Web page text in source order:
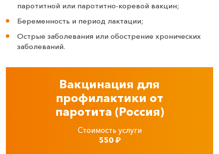
паротитной или паротитно-коревой вакцин;
Беременность и период лактации;
Острые заболевания или обострение хронических
заболеваний.
Вакцинация для
профилактики от
паротита (Россия)
Стоимость услуги
550₽